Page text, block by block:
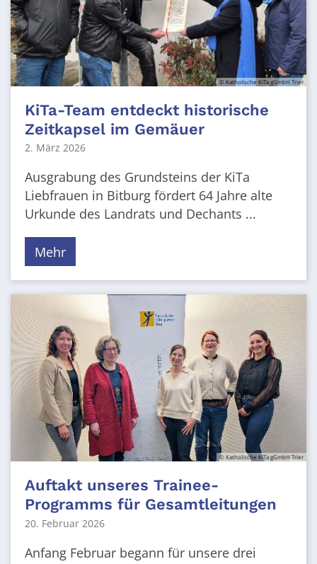
© Katholische KiTa gGmbH Trier
KiTa-Team entdeckt historische
Zeitkapsel im Gemäuer
2. März 2026
Ausgrabung des Grundsteins der KiTa
Liebfrauen in Bitburg fördert 64 Jahre alte
Urkunde des Landrats und Dechants ...
Mehr
© Katholische KiTa gGmbH Trier
Auftakt unseres Trainee-
Programms für Gesamtleitungen
20. Februar 2026
Anfang Februar begann für unsere drei